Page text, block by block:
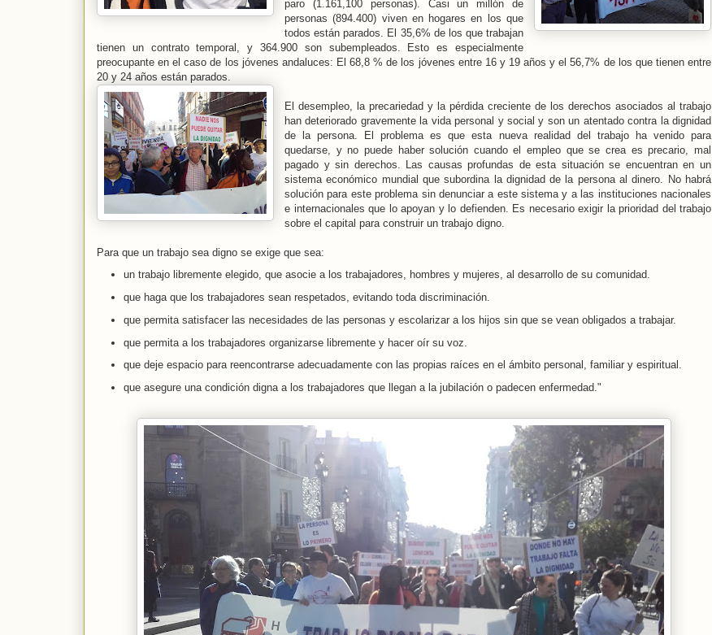
paro (1.161,100 personas). Casi un millón de
personas (894.400) viven en hogares en los que
todos están parados. El 35,6% de los que trabajan
tienen un contrato temporal, y 364.900 son subempleados. Esto es especialmente
preocupante en el caso de los jóvenes andaluces: El 68,8 % de los jóvenes entre 16 y 19 años y el 56,7% de los que tienen entre
20 y 24 años están parados.
El desempleo, la precariedad y la pérdida creciente de los derechos asociados al trabajo
han deteriorado gravemente la vida personal y social y son un atentado contra la dignidad
de la persona. El problema es que esta nueva realidad del trabajo ha venido para
quedarse, y no puede haber solución cuando el empleo que se crea es precario, mal
pagado y sin derechos. Las causas profundas de esta situación se encuentran en un
sistema económico mundial que subordina la dignidad de la persona al dinero. No habrá
solución para este problema sin denunciar a este sistema y a las instituciones nacionales
e internacionales que lo apoyan y lo defienden. Es necesario exigir la prioridad del trabajo
sobre el capital para construir un trabajo digno.
Para que un trabajo sea digno se exige que sea:
un trabajo libremente elegido, que asocie a los trabajadores, hombres y mujeres, al desarrollo de su comunidad.
que haga que los trabajadores sean respetados, evitando toda discriminación.
que permita satisfacer las necesidades de las personas y escolarizar a los hijos sin que se vean obligados a trabajar.
que permita a los trabajadores organizarse libremente y hacer oír su voz.
que deje espacio para reencontrarse adecuadamente con las propias raíces en el ámbito personal, familiar y espiritual.
que asegure una condición digna a los trabajadores que llegan a la jubilación o padecen enfermedad."